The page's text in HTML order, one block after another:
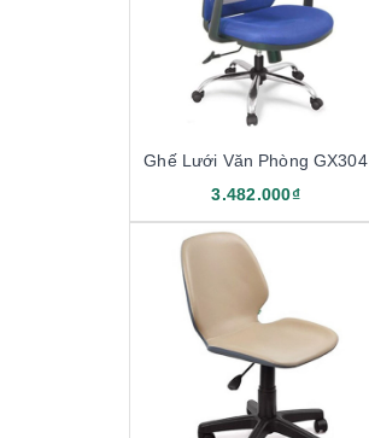
Ghế Lưới Văn Phòng GX304
3.482.000₫